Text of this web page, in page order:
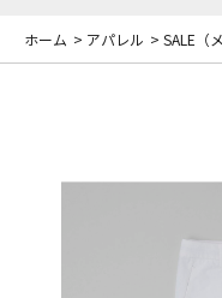
ホーム > アパレル > SALE（